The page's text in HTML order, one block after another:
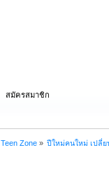
สมัครสมาชิก
Teen Zone» ปีใหม่คนใหม่ เปลี่ย